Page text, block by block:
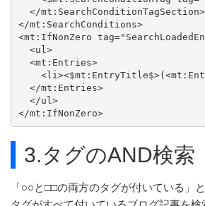
  </mt:SearchConditionTagSection>
</mt:SearchConditions>
<mt:IfNonZero
  <ul>
  <mt:Entries>
  </mt:Entries>
  </ul>
</mt:IfNonZero>
3.タグのAND検索
「○○と□□の両方のタグが付いている」